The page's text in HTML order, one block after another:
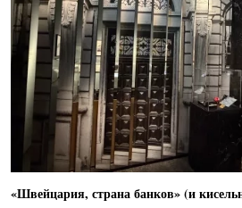
«Швейцария, страна банков» (и